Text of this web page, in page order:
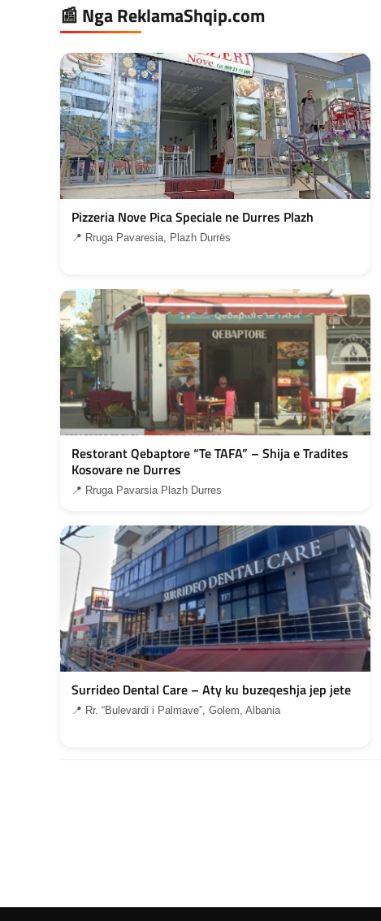
📰 Nga ReklamaShqip.com
Pizzeria Nove Pica Speciale ne Durres Plazh
📍 Rruga Pavaresia, Plazh Durrës
Restorant Qebaptore “Te TAFA” – Shija e Tradites
Kosovare ne Durres
📍 Rruga Pavarsia Plazh Durres
Surrideo Dental Care – Aty ku buzeqeshja jep jete
📍 Rr. “Bulevardi i Palmave”, Golem, Albania